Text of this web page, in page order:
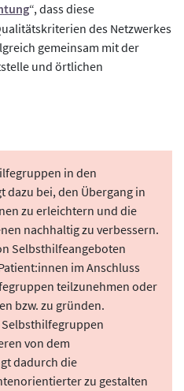
“, dass diese
des Netzwerkes
gemeinsam mit der
und örtlichen
in den
dazu bei, den Übergang in
zu erleichtern und die
nachhaltig zu verbessern.
Selbsthilfeangeboten
im Anschluss
teilzunehmen oder
bzw. zu gründen.
von dem
dadurch die
zu gestalten